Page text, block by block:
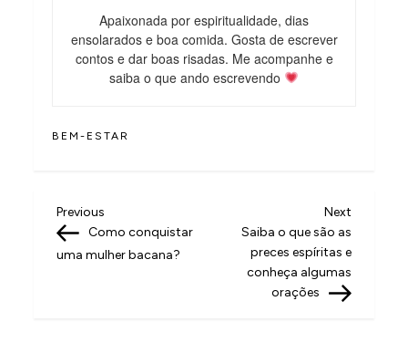
Apaixonada por espiritualidade, dias
ensolarados e boa comida. Gosta de escrever
contos e dar boas risadas. Me acompanhe e
saiba o que ando escrevendo
BEM-ESTAR
N
a
Previous
Post
Previous
Como conquistar
uma mulher bacana?
Next
Post
Next
Saiba o que são as
preces espíritas e
conheça algumas
orações